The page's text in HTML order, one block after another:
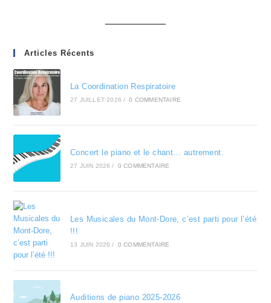
Articles Récents
La Coordination Respiratoire
27 JUILLET 2026 / 0 COMMENTAIRE
Concert le piano et le chant… autrement.
27 JUIN 2026 / 0 COMMENTAIRE
Les Musicales du Mont-Dore, c’est parti pour l’été
!!!
13 JUIN 2026 / 0 COMMENTAIRE
Auditions de piano 2025-2026